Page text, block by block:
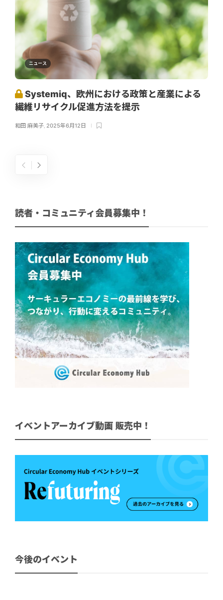
ニュース
Systemiq、欧州における政策と産業による
繊維リサイクル促進方法を提示
和田 麻美子, 2025年6月12日
読者・コミュニティ会員募集中！
イベントアーカイブ動画 販売中！
今後のイベント